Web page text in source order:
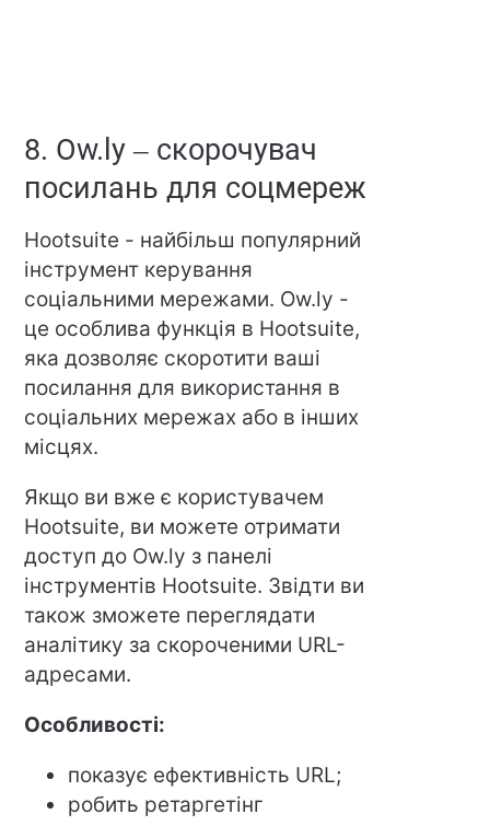
8. Ow.ly – скорочувач
посилань для соцмереж
Hootsuite - найбільш популярний
інструмент керування
соціальними мережами. Ow.ly -
це особлива функція в Hootsuite,
яка дозволяє скоротити ваші
посилання для використання в
соціальних мережах або в інших
місцях.
Якщо ви вже є користувачем
Hootsuite, ви можете отримати
доступ до Ow.ly з панелі
інструментів Hootsuite. Звідти ви
також зможете переглядати
аналітику за скороченими URL-
адресами.
Особливості:
показує ефективність URL;
робить ретаргетінг